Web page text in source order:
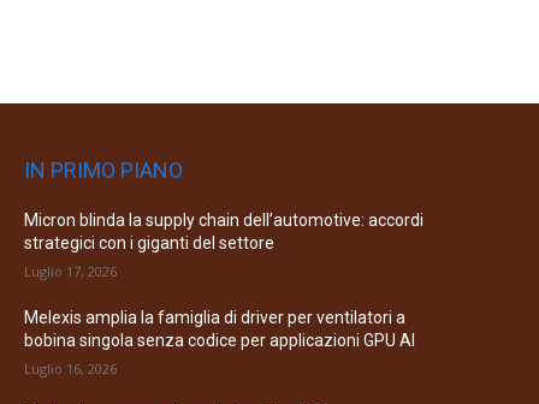
IN PRIMO PIANO
Micron blinda la supply chain dell’automotive: accordi
strategici con i giganti del settore
Luglio 17, 2026
Melexis amplia la famiglia di driver per ventilatori a
bobina singola senza codice per applicazioni GPU AI
Luglio 16, 2026